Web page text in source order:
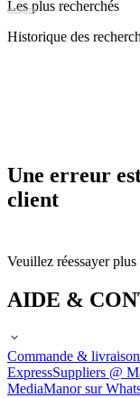
Les plus recherchés
Historique des
Une erreur
client
Veuillez réessayer plus
AIDE &
Commande & livraison
ExpressSuppliers @
MediaManor sur